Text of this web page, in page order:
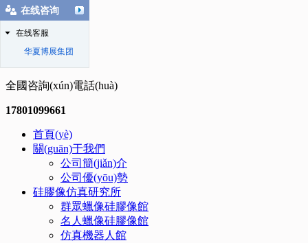
全國咨詢(xún)電話(huà)
17801099661
首頁(yè)
關(guān)于我們
公司簡(jiǎn)介
公司優(yōu)勢
硅膠像仿真研究所
群眾蠟像硅膠像館
名人蠟像硅膠像館
仿真機器人館
在线咨询
在线客服
华夏博展集团